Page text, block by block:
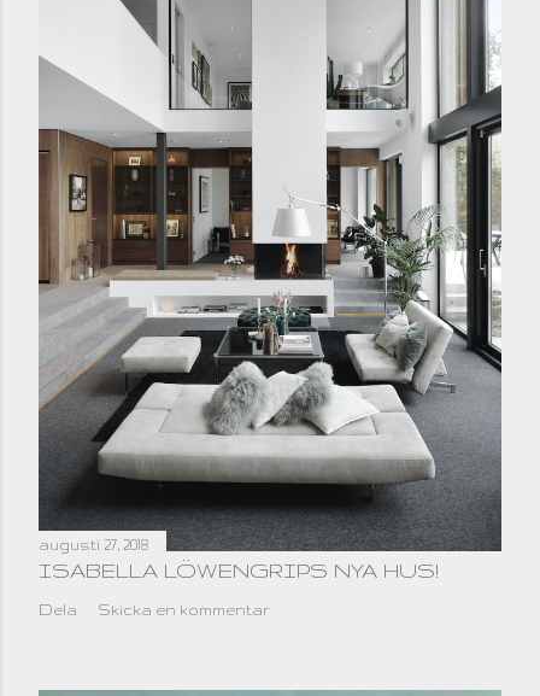
augusti 27, 2018
ISABELLA LÖWENGRIPS NYA HUS!
Dela Skicka en kommentar